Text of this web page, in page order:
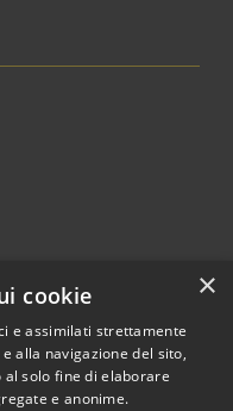
© 2026 • Comune di
×
cookie
e assimilati strettamente
alla navigazione del sito,
al solo fine di elaborare
e anonime.